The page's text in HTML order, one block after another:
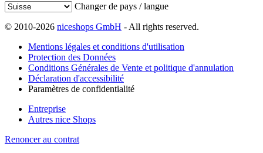
Changer de pays / langue
© 2010-2026 niceshops GmbH - All rights reserved.
Mentions légales et conditions d'utilisation
Protection des Données
Conditions Générales de Vente et politique d'annulation
Déclaration d'accessibilité
Paramètres de confidentialité
Entreprise
Autres nice Shops
Renoncer au contrat